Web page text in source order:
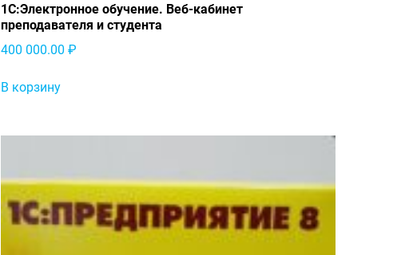
1С:Электронное обучение. Веб-кабинет
преподавателя и студента
400 000.00₽
В корзину